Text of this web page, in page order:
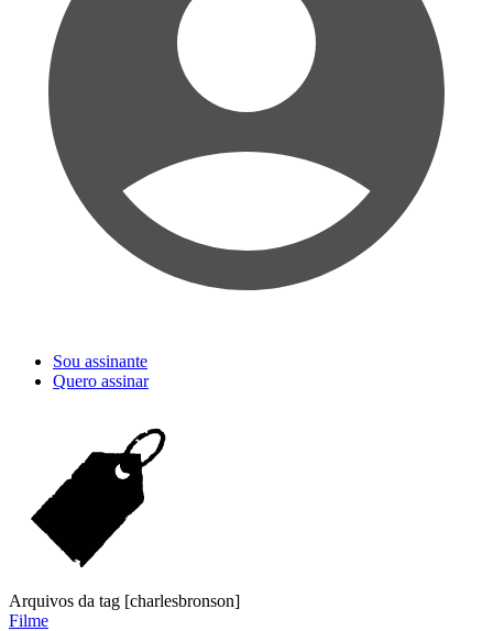
Sou assinante
Quero assinar
Arquivos da tag [charlesbronson]
Filme